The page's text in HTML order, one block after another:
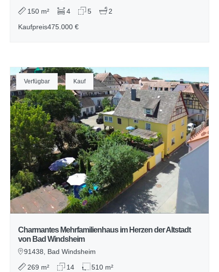
150 m² 4 5
2
Kaufpreis475.000 €
Verfügbar Kauf
Charmantes Mehrfamilienhaus im Herzen der Altstadt
von Bad Windsheim
91438, Bad Windsheim
269 m² 14
510 m²